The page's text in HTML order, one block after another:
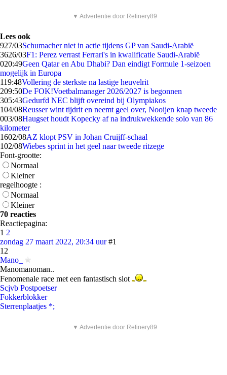
▼ Advertentie door Refinery89
Lees ook
927/03Schumacher niet in actie tijdens GP van Saudi-Arabië
3626/03F1: Perez verrast Ferrari's in kwalificatie Saudi-Arabië
020:49Geen Qatar en Abu Dhabi? Dan eindigt Formule 1-seizoen
mogelijk in Europa
119:48Vollering de sterkste na lastige heuvelrit
209:50De FOK!Voetbalmanager 2026/2027 is begonnen
305:43Gedurfd NEC blijft overeind bij Olympiakos
104/08Reusser wint tijdrit en neemt geel over, Nooijen knap tweede
003/08Haugset houdt Kopecky af na indrukwekkende solo van 86
kilometer
1602/08AZ klopt PSV in Johan Cruijff-schaal
102/08Wiebes sprint in het geel naar tweede ritzege
Font-grootte:
Normaal
Kleiner
regelhoogte :
Normaal
Kleiner
70 reacties
Reactiepagina:
1 2
zondag 27 maart 2022, 20:34 uur #1
12
Mano_
Manomanoman..
Fenomenale race met een fantastisch slot
Scjvb Postpoetser
Fokkerblokker
Sterrenplaatjes *;
▼ Advertentie door Refinery89